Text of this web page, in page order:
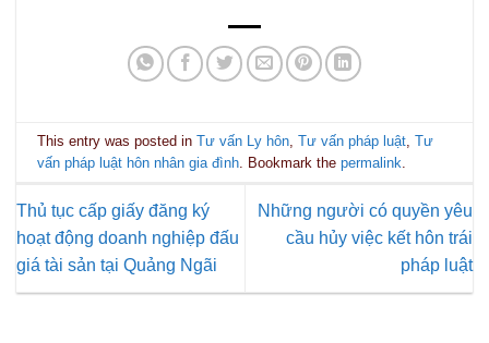
This entry was posted inTư vấn Ly hôn ,Tư vấn pháp luật ,Tư
vấn pháp luật hôn nhân gia đình . Bookmark thepermalink
Thủ tục cấp giấy đăng ký
hoạt động doanh nghiệp đấu
giá tài sản tại Quảng Ngãi
Những người có quyền yêu
cầu hủy việc kết hôn trái
pháp luật